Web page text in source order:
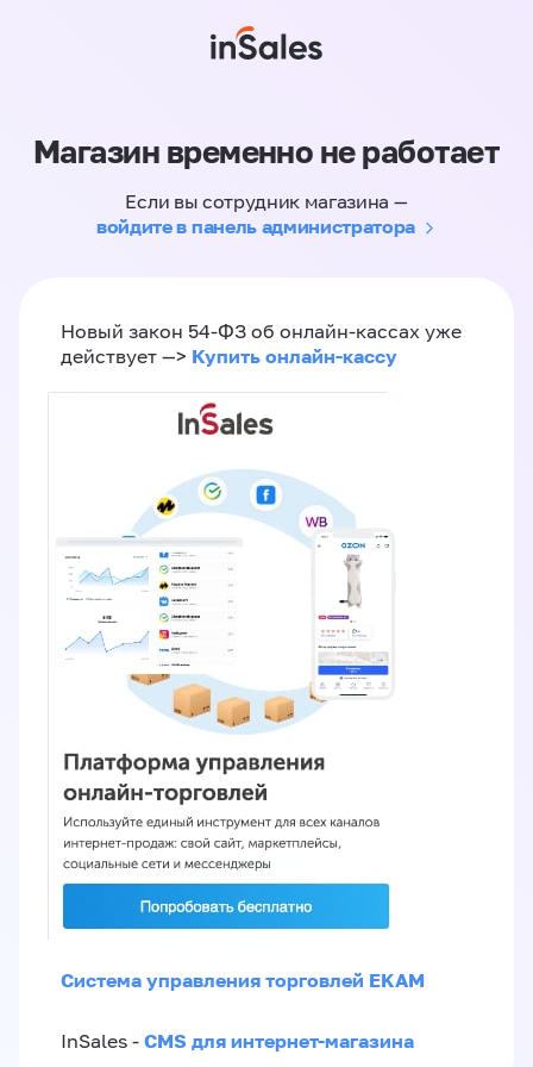
Магазин временно не работает
Если вы сотрудник магазина —
войдите в панель администратора
Новый закон 54-ФЗ об онлайн-кассах уже
действует —> Купить онлайн-кассу
Система управления торговлей EKAM
InSales - CMS для интернет-магазина